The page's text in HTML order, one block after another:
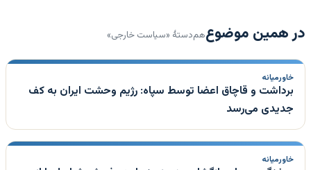
در همین موضوعهم‌دستهٔ «سیاست خارجی»
خاورمیانه
برداشت و قاچاق اعضا توسط سپاه: رژیم وحشت ایران به کف
جدیدی می‌رسد
خاورمیانه